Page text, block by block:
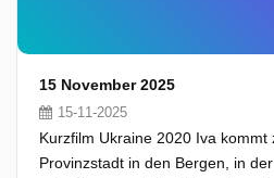
15 November 2025
15-11-2025
Kurzfilm Ukraine 2020 Iva
Provinzstadt in den Bergen, in